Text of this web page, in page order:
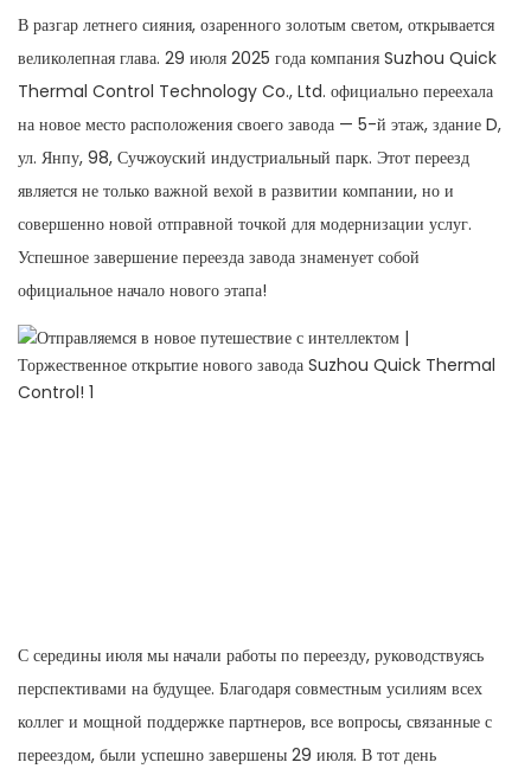
В разгар летнего сияния, озаренного золотым светом, открывается
великолепная глава. 29 июля 2025 года компания Suzhou Quick
Thermal Control Technology Co., Ltd. официально переехала
на новое место расположения своего завода — 5-й этаж, здание D,
ул. Янпу, 98, Сучжоуский индустриальный парк. Этот переезд
является не только важной вехой в развитии компании, но и
совершенно новой отправной точкой для модернизации услуг.
Успешное завершение переезда завода знаменует собой
официальное начало нового этапа!
С середины июля мы начали работы по переезду, руководствуясь
перспективами на будущее. Благодаря совместным усилиям всех
коллег и мощной поддержке партнеров, все вопросы, связанные с
переездом, были успешно завершены 29 июля. В тот день